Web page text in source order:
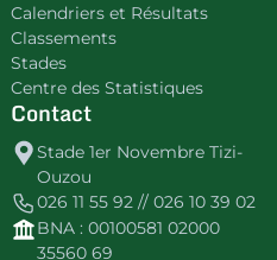
Calendriers et Résultats
Classements
Stades
Centre des Statistiques
Contact
Stade 1er Novembre Tizi-
Ouzou
026 11 55 92 // 026 10 39 02
BNA : 00100581 02000
35560 69